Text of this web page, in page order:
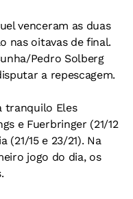
venceram as duas
nas oitavas de final.
Pedro Solberg
a repescagem.
tranquilo Eles
e Fuerbringer (21/12
(21/15 e 23/21). Na
jogo do dia, os